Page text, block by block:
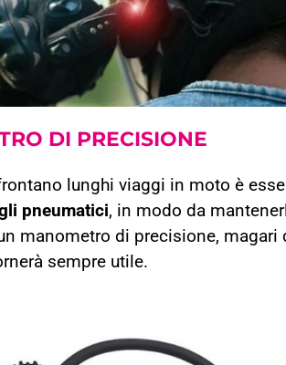
DI PRECISIONE
lunghi viaggi in moto è
pneumatici, in modo da
manometro di precisione,
sempre utile.